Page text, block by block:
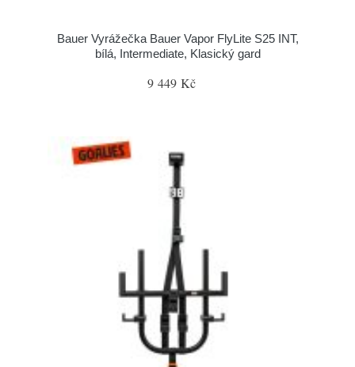
Bauer Vyrážečka Bauer Vapor FlyLite S25 INT,
bílá, Intermediate, Klasický gard
9 449 Kč